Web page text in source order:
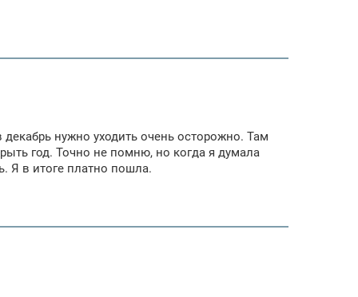
нужно уходить очень осторожно. Там
год. Точно не помню, но когда я думала
Я в итоге платно пошла.